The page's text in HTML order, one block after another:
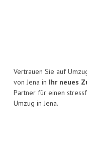
Vertrauen Sie auf
von Jena in Ihr neues
Partner für einen
Umzug in Jena.